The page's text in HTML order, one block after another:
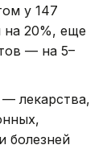
у 147
на 20%, еще
— на 5–
лекарства,
болезней